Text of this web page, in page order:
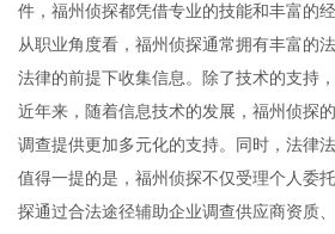
件，福州侦探都凭借专业的技能和丰富的
从职业角度看，福州侦探通常拥有丰富的
法律的前提下收集信息。除了技术的支持
近年来，随着信息技术的发展，福州侦探
调查提供更加多元化的支持。同时，法律
值得一提的是，福州侦探不仅受理个人委
探通过合法途径辅助企业调查供应商资质